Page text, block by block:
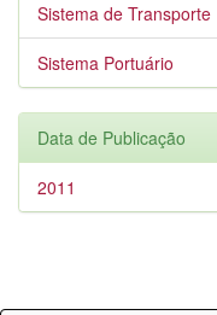
Sistema de Transporte
Sistema Portuário
Data de Publicação
2011